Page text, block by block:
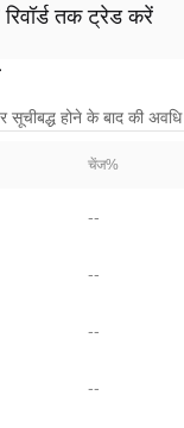
तक ट्रेड करें
होने के बाद की
चेंज%
--
--
--
--